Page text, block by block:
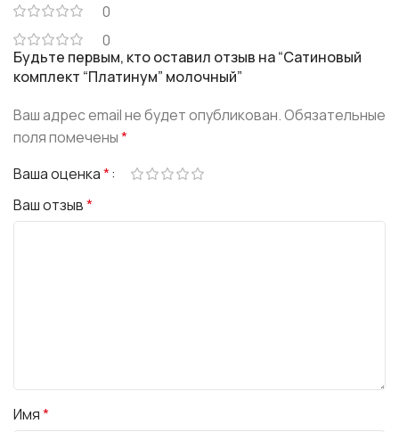
0
0
Будьте первым, кто оставил отзыв на “Сатиновый
комплект “Платинум” молочный”
Ваш адрес email не будет опубликован.Обязательные
поля помечены*
Ваша оценка*
Ваш отзыв*
Имя*